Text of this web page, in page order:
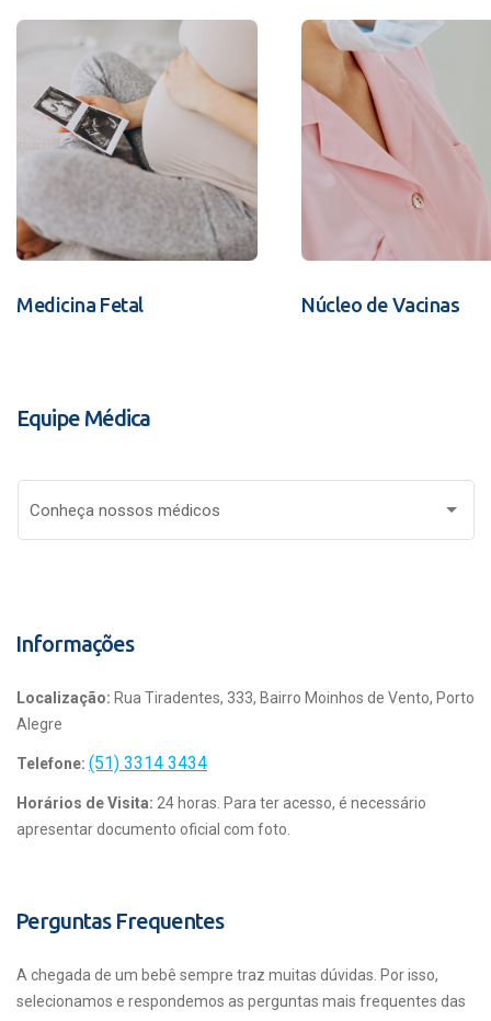
Medicina Fetal Núcleo de Vacinas
Equipe Médica
Conheça nossos médicos
Informações
Localização: Rua Tiradentes, 333, Bairro Moinhos de Vento, Porto
Alegre
Telefone: (51) 3314 3434
Horários de Visita: 24 horas. Para ter acesso, é necessário
apresentar documento oficial com foto.
Perguntas Frequentes
A chegada de um bebê sempre traz muitas dúvidas. Por isso,
selecionamos e respondemos as perguntas mais frequentes das